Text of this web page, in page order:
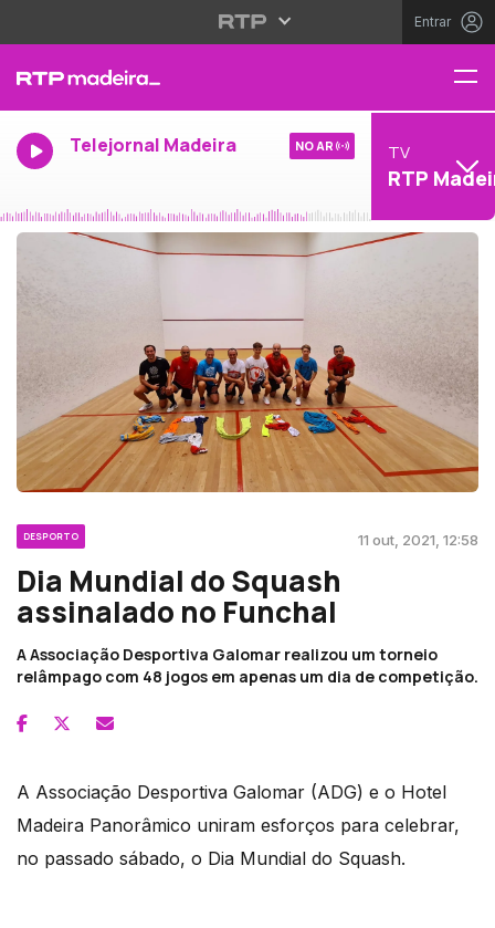
Entrar
Telejornal Madeira NO AR TV
RTP
DESPORTO 11 out, 2021, 12:58
Dia Mundial do Squash
assinalado no Funchal
A Associação Desportiva Galomar realizou um torneio
relâmpago com 48 jogos em apenas um dia de competição.
A Associação Desportiva Galomar (ADG) e o Hotel
Madeira Panorâmico uniram esforços para celebrar,
no passado sábado, o Dia Mundial do Squash.